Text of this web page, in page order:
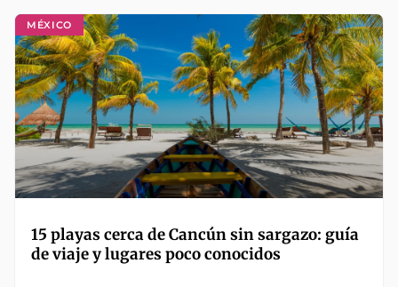
MÉXICO
15 playas cerca de Cancún sin sargazo: guía
de viaje y lugares poco conocidos